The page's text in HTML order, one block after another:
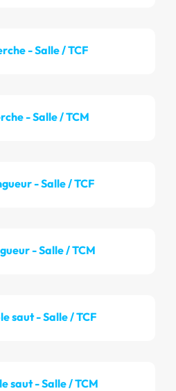
- Salle / TCF
- Salle / TCM
- Salle / TCF
- Salle / TCM
saut - Salle / TCF
saut - Salle / TCM